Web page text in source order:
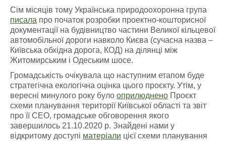
Сім місяців тому Українська природоохоронна група
писала про початок розробки проектно-кошторисної
документації на будівництво частини Великої кільцевої
автомобільної дороги навколо Києва (сучасна назва –
Київська обхідна дорога, КОД) на ділянці між
Житомирським і Одеським шосе.
Громадськість очікувала що наступним етапом буде
стратегічна екологічна оцінка цього проєкту. Утім, у
вересні минулого року було оприлюднено Проєкт
схеми планування території Київської області та звіт
про її СЕО, громадське обговорення якого
завершилось 21.10.2020 р. Знайдені нами у
відкритому доступі матеріали цієї схеми планування